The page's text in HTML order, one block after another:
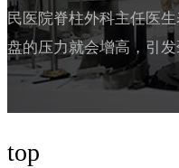
民医院脊柱外科主任医
盘的压力就会增高，引
top